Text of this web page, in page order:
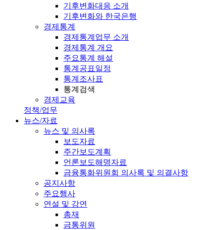
기후변화대응 소개
기후변화와 한국은행
경제통계
경제통계업무 소개
경제통계 개요
주요통계 해설
통계공표일정
통계조사표
통계검색
경제교육
정책/업무
뉴스/자료
뉴스 및 의사록
보도자료
주간보도계획
언론보도해명자료
금융통화위원회 의사록 및 의결사항
공지사항
주요행사
연설 및 강연
총재
금통위원